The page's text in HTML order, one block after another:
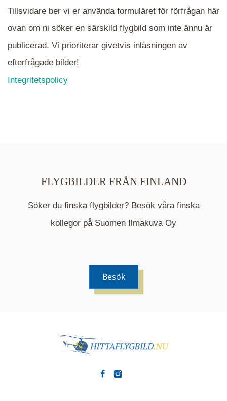
Mappen är en medelpunkt över fotat område och
kommer nu visa de fastigheter som finns just här.
Tillsvidare ber vi er använda formuläret för förfrågan här
ovan om ni söker en särskild flygbild som inte ännu är
publicerad. Vi prioriterar givetvis inläsningen av
efterfrågade bilder!
Integritetspolicy
FLYGBILDER FRÅN FINLAND
Söker du finska flygbilder? Besök våra finska
kollegor på Suomen Ilmakuva Oy
Besök